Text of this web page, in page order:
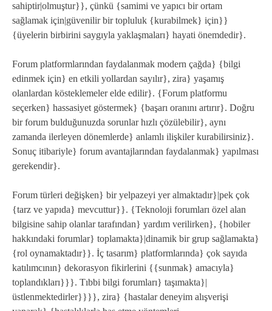
sahiptir|olmuştur}}, çünkü {samimi ve yapıcı bir ortam
sağlamak için|güvenilir bir topluluk {kurabilmek} için}}
{üyelerin birbirini saygıyla yaklaşmaları} hayati önemdedir}.
Forum platformlarından faydalanmak modern çağda} {bilgi
edinmek için} en etkili yollardan sayılır}, zira} yaşamış
olanlardan kösteklemeler elde edilir}. {Forum platformu
seçerken} hassasiyet göstermek} {başarı oranını artırır}. Doğru
bir forum bulduğunuzda sorunlar hızlı çözülebilir}, aynı
zamanda ilerleyen dönemlerde} anlamlı ilişkiler kurabilirsiniz}.
Sonuç itibariyle} forum avantajlarından faydalanmak} yapılması
gerekendir}.
Forum türleri değişken} bir yelpazeyi yer almaktadır}|pek çok
{tarz ve yapıda} mevcuttur}}. {Teknoloji forumları özel alan
bilgisine sahip olanlar tarafından} yardım verilirken}, {hobiler
hakkındaki forumlar} toplamakta}|dinamik bir grup sağlamakta}
{rol oynamaktadır}}. İç tasarım} platformlarında} çok sayıda
katılımcının} dekorasyon fikirlerini {{sunmak} amacıyla}
toplandıkları}}}. Tıbbi bilgi forumları} taşımakta}|
üstlenmektedirler}}}}, zira} {hastalar deneyim alışverişi